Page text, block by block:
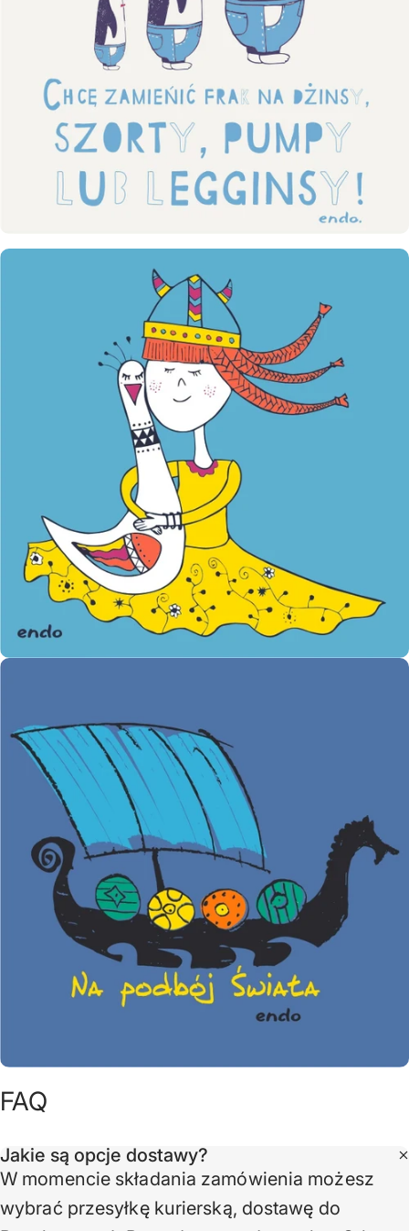
FAQ
Jakie są opcje dostawy?
W momencie składania zamówienia możesz
wybrać przesyłkę kurierską, dostawę do